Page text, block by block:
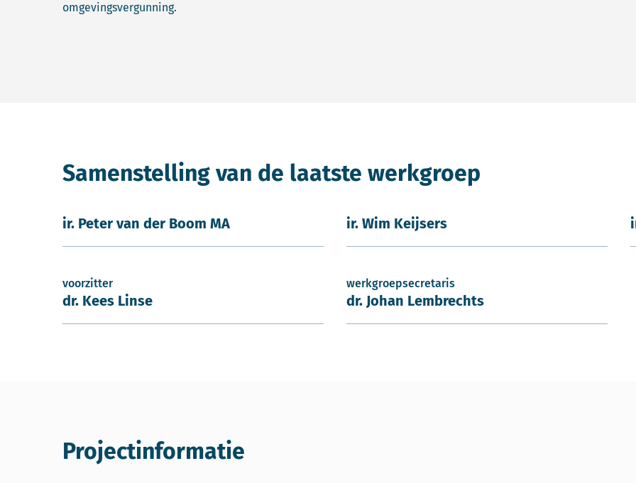
omgevingsvergunning.
Samenstelling van de laatste werkgroep
ir. Peter van der Boom MA ir. Wim Keijsers
voorzitter
dr. Kees Linse
werkgroepsecretaris
dr. Johan Lembrechts
Projectinformatie